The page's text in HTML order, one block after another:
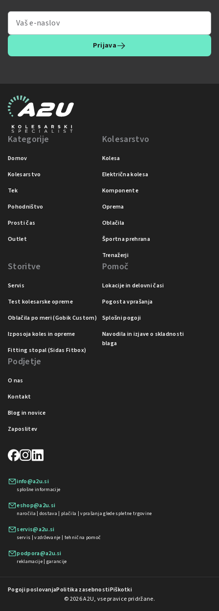
Prijava
Kategorije
Domov
Kolesarstvo
Tek
Pohodništvo
Prosti čas
Outlet
Kolesarstvo
Kolesa
Električna kolesa
Komponente
Oprema
Oblačila
Športna prehrana
Trenažerji
Storitve
Servis
Test kolesarske opreme
Oblačila po meri (Gobik Custom)
Izposoja koles in opreme
Fitting stopal (Sidas Fitbox)
Pomoč
Lokacije in delovni časi
Pogosta vprašanja
Splošni pogoji
Navodila in izjave o skladnosti
blaga
Podjetje
O nas
Kontakt
Blog in novice
Zaposlitev
info@a2u.si
splošne informacije
eshop@a2u.si
naročila | dostava | plačila | vprašanja glede spletne trgovine
servis@a2u.si
servis | vzdrževanje | tehnična pomoč
podpora@a2u.si
reklamacije | garancije
Pogoji poslovanjaPolitika zasebnostiPiškotki
© 2026 A2U, vse pravice pridržane.